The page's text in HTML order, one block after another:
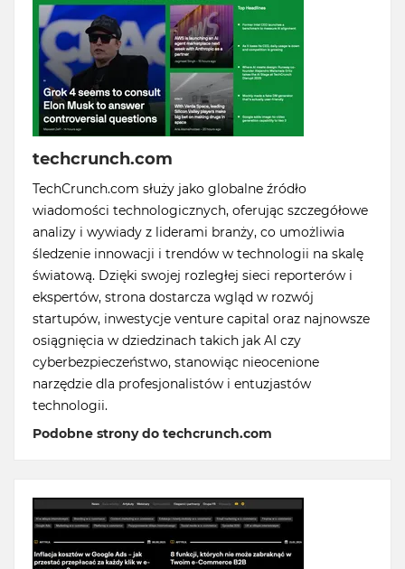
techcrunch.com
TechCrunch.com służy jako globalne źródło
wiadomości technologicznych, oferując szczegółowe
analizy i wywiady z liderami branży, co umożliwia
śledzenie innowacji i trendów w technologii na skalę
światową. Dzięki swojej rozległej sieci reporterów i
ekspertów, strona dostarcza wgląd w rozwój
startupów, inwestycje venture capital oraz najnowsze
osiągnięcia w dziedzinach takich jak AI czy
cyberbezpieczeństwo, stanowiąc nieocenione
narzędzie dla profesjonalistów i entuzjastów
technologii.
Podobne strony do techcrunch.com